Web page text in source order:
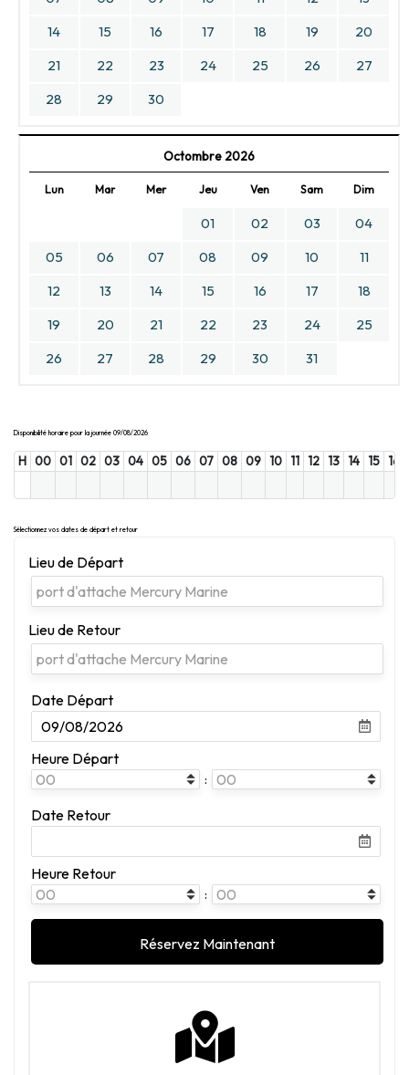
14
15 16 17 18 19
20
21
22 23 24 25 26
27
28
29 30
Octombre 2026
Lun Mar Mer Jeu Ven Sam Dim
01 02 03
04
05
06 07 08 09 10
11
12
13 14 15 16 17
18
19
20 21 22 23 24
25
26
27 28 29 30 31
Disponibilité horaire pour la journée 09/08/2026
H 00 01 02 03 04 05 06 07 08 09 10 11 12 13 14 15 16
Sélectionnez vos dates de départ et retour
Lieu de Départ
Lieu de Retour
Date Départ
Heure Départ
:
Date Retour
Heure Retour
: